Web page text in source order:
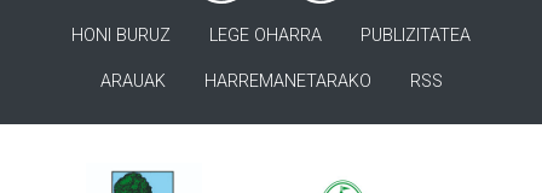
HONI BURUZ LEGE OHARRA PUBLIZITATEA
ARAUAK HARREMANETARAKO RSS